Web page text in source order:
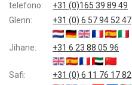
telefono:
+31 (0)165 39 89 49
Glenn:
+31 (0) 6 57 94 52 47
Jihane: +31 6 23 88 05 96
Safi: +31 (0) 6 11 76 17 82